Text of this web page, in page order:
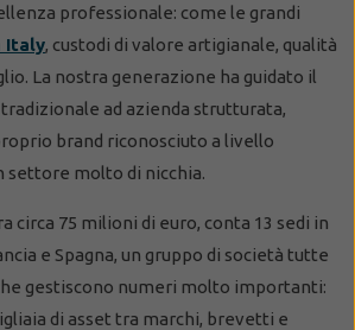
professionale: come le grandi
Italy, custodi di valore artigianale, qualità
La nostra generazione ha guidato il
tradizionale ad azienda strutturata,
brand riconosciuto a livello
settore molto di nicchia.
circa 75 milioni di euro, conta 13 sedi in
e Spagna, un gruppo di società tutte
gestiscono numeri molto importanti:
di asset tra marchi, brevetti e